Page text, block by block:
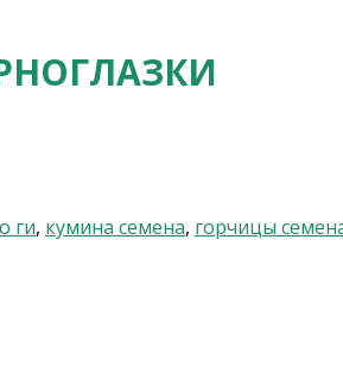
ги, кумина семена, горчицы